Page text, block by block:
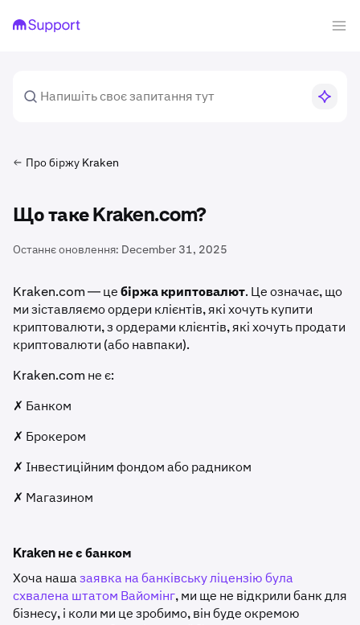
Про біржу Kraken
Що таке Kraken.com?
Останнє оновлення: December 31, 2025
Kraken.com — цебіржа криптовалют. Це означає, що
ми зіставляємо ордери клієнтів, які хочуть купити
криптовалюти, з ордерами клієнтів, які хочуть продати
криптовалюти (або навпаки).
Kraken.com не є:
✗ Банком
✗ Брокером
✗ Інвестиційним фондом або радником
✗ Магазином
Kraken не є банком
Хоча нашазаявка на банківську ліцензію була
схвалена штатом Вайомінг, ми ще не відкрили банк для
бізнесу, і коли ми це зробимо, він буде окремою